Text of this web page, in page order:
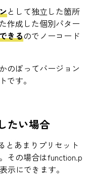
として独立した箇所
作成した個別パター
きるのでノーコード
のぼってバージョン
です。
たい場合
とあまりプリセット
その場合はfunction.p
示にできます。